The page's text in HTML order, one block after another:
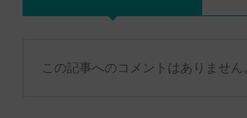
この記事へのコメントはありません